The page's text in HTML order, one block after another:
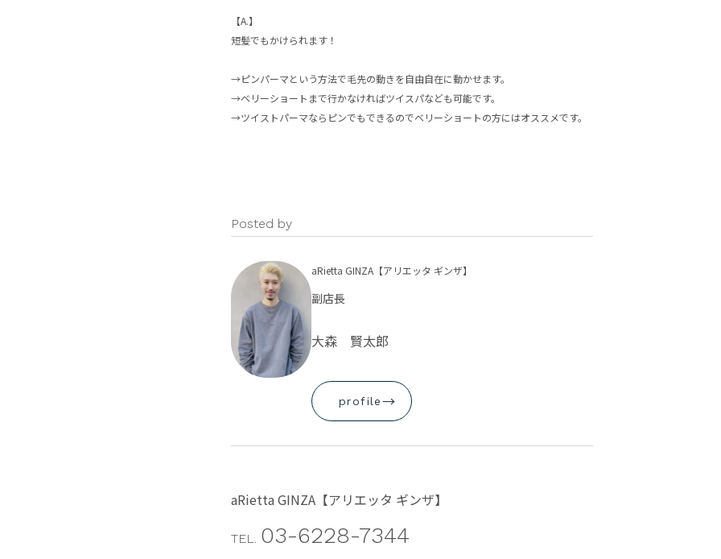
aRietta GINZA【アリエッタ ギンザ】
03-5579-5801
ウェブ予約
aRietta GINZA【アリエッタ ギンザ】
03-5579-5801
aRietta GINZA【アリエッタ ギンザ】
ウェブ予約
【A.】
短髪でもかけられます！
→ピンパーマという方法で毛先の動きを自由自在に動かせます。
→ベリーショートまで行かなければツイスパなども可能です。
→ツイストパーマならピンでもできるのでベリーショートの方にはオススメです。
Posted by
aRietta GINZA【アリエッタ ギンザ】
副店長
大森 賢太郎
profile→
aRietta GINZA【アリエッタ ギンザ】
TEL. 03-6228-7344